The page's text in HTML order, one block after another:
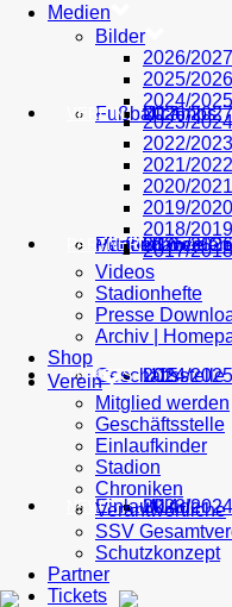
U17
U16
U15
U14
Fußballcamps
Performance
2026/2027
2025/2026
2024/2025
2023/2024
VEREIN
Mitglied werden
Geschäftsstelle
Einlaufkinder
PARTNER
TICKETS
NEWS
Medien
Bilder
2026/2027
2025/2026
2024/2025
2023/2024
2022/2023
2021/2022
2020/2021
2019/2020
2018/2019
2017/2018
Videos
Stadionhefte
Presse
Archiv |
Shop
Verein
Mitglied werden
Geschäftsstelle
Einlaufkinder
Stadion
Chroniken
Verantwortliche
SSV
Schutzkonzept
Partner
Tickets